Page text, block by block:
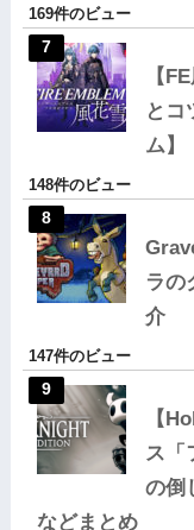
169件のビュー
【
とコ
ム】
148件のビュー
ラの
介
147件のビュー
【
ス「
の倒
などまとめ